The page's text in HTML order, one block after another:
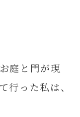
庭と門が現
った私は、